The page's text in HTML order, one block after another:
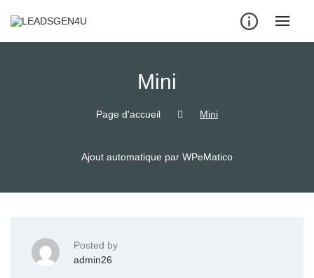
Mini
Page d'accueil Mini
Ajout automatique par WPeMatico
Posted by
admin26